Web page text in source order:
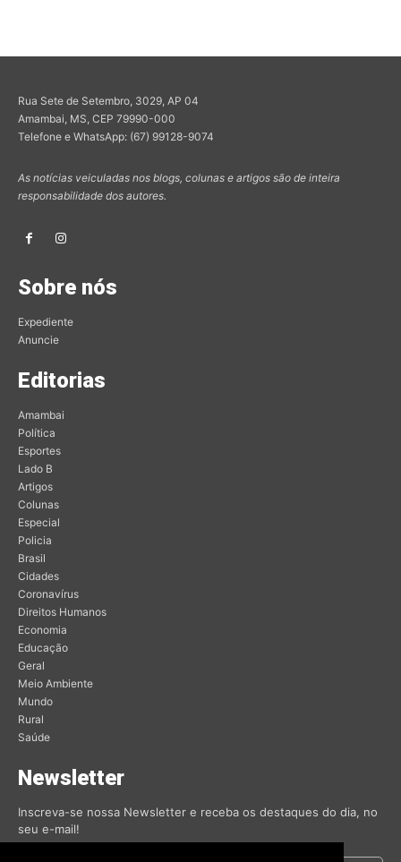
Rua Sete de Setembro, 3029, AP 04
Amambai, MS, CEP 79990-000
Telefone e WhatsApp: (67) 99128-9074
As notícias veiculadas nos blogs, colunas e artigos são de inteira
responsabilidade dos autores.
Sobre nós
Expediente
Anuncie
Editorias
Amambai
Política
Esportes
Lado B
Artigos
Colunas
Especial
Policia
Brasil
Cidades
Coronavírus
Direitos Humanos
Economia
Educação
Geral
Meio Ambiente
Mundo
Rural
Saúde
Newsletter
Inscreva-se nossa Newsletter e receba os destaques do dia, no
seu e-mail!